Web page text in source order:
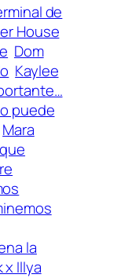
de
House
Dom
Kaylee
puede
Mara
la
x Illya